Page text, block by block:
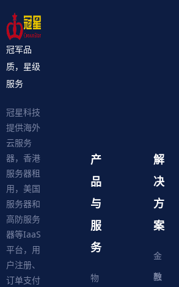
冠军品
质，星级
服务
冠星科技
提供海外
云服务
器，香港
服务器租
用，美国
服务器和
高防服务
器等IaaS
平台，用
户注册、
订单支付
产
品
与
服
务
物
解
决
方
案
金
融
教